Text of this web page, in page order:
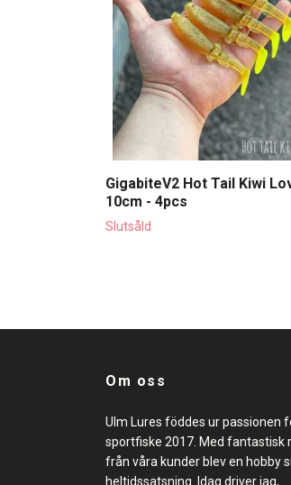
GigabiteV2 Hot Tail Kiwi
10cm - 4pcs
Slutsåld
Om oss
Ulm Lures föddes ur passionen
sportfiske 2017. Med fantastisk
från våra kunder blev en hobby
heltidssatsning. Idag driver jag,